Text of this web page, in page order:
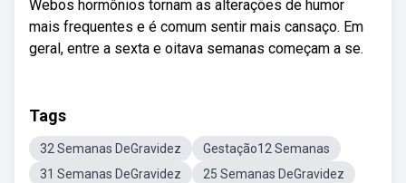
Webos hormônios tornam as alterações de humor
mais frequentes e é comum sentir mais cansaço. Em
geral, entre a sexta e oitava semanas começam a se.
Tags
32 Semanas DeGravidez
Gestação12 Semanas
31 Semanas DeGravidez
25 Semanas DeGravidez